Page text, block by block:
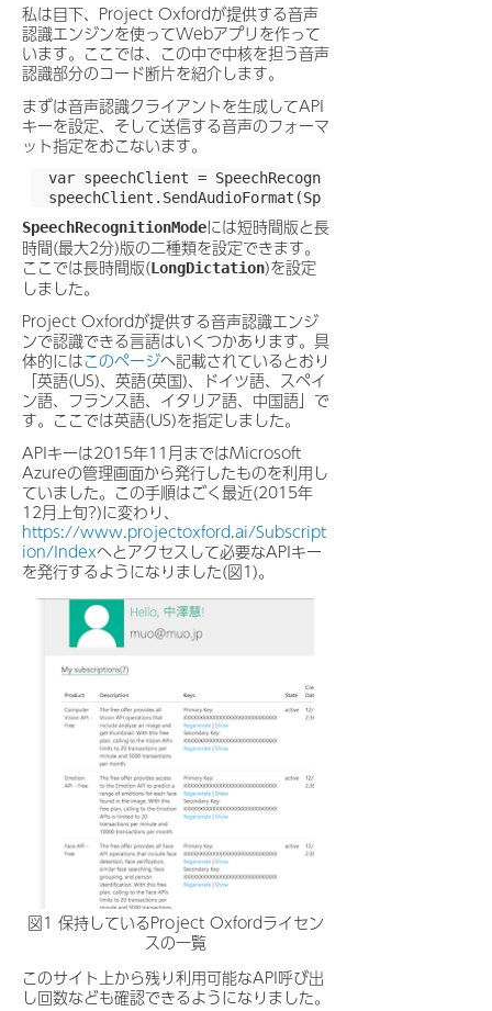
私は目下、Project Oxfordが提供する音声
認識エンジンを使ってWebアプリを作って
います。ここでは、この中で中核を担う音声
認識部分のコード断片を紹介します。
まずは音声認識クライアントを生成してAPI
キーを設定、そして送信する音声のフォーマ
ット指定をおこないます。
var speechClient =
SpeechRecognitionModeには短時間版と長
時間(最大2分)版の二種類を設定できます。
ここでは長時間版(LongDictation)を設定
しました。
Project Oxfordが提供する音声認識エンジ
ンで認識できる言語はいくつかあります。具
体的にはこのページへ記載されているとおり
「英語(US)、英語(英国)、ドイツ語、スペイ
ン語、フランス語、イタリア語、中国語」で
す。ここでは英語(US)を指定しました。
APIキーは2015年11月まではMicrosoft
Azureの管理画面から発行したものを利用し
ていました。この手順はごく最近(2015年
12月上旬?)に変わり、
https://www.projectoxford.ai/Subscript
ion/Indexへとアクセスして必要なAPIキー
を発行するようになりました(図1)。
図1 保持しているProject Oxfordライセン
スの一覧
このサイト上から残り利用可能なAPI呼び出
し回数なども確認できるようになりました。